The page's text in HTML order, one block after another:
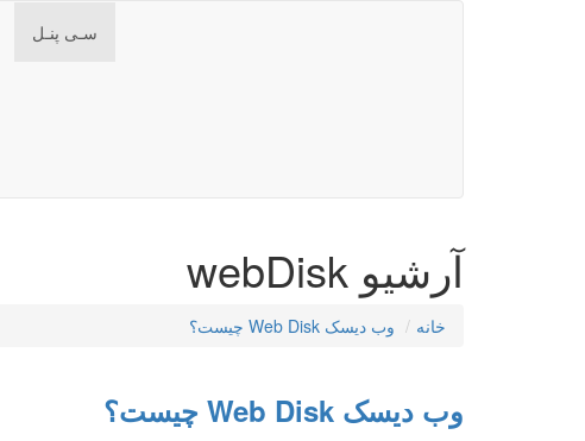
سـی پنـل
آرشیو webDisk
خانه وب دیسک Web Disk چیست؟
وب دیسک Web Disk چیست؟